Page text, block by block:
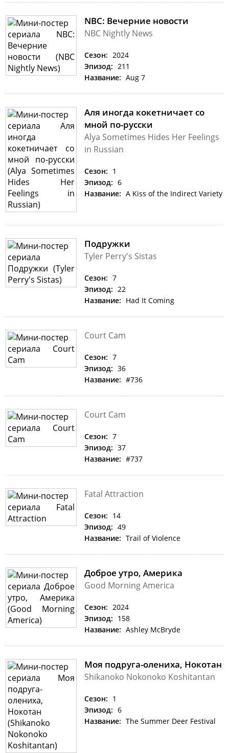
NBC: Вечерние новости
NBC Nightly News
Сезон: 2024
Эпизод: 211
Название: Aug 7
Аля иногда кокетничает со
мной по-русски
Alya Sometimes Hides Her Feelings
in Russian
Сезон: 1
Эпизод: 6
Название: A Kiss of the Indirect Variety
Подружки
Tyler Perry's Sistas
Сезон: 7
Эпизод: 22
Название: Had It Coming
Court Cam
Сезон: 7
Эпизод: 36
Название: #736
Court Cam
Сезон: 7
Эпизод: 37
Название: #737
Fatal Attraction
Сезон: 14
Эпизод: 49
Название: Trail of Violence
Доброе утро, Америка
Good Morning America
Сезон: 2024
Эпизод: 158
Название: Ashley McBryde
Моя подруга-олениха, Нокотан
Shikanoko Nokonoko Koshitantan
Сезон: 1
Эпизод: 6
Название: The Summer Deer Festival